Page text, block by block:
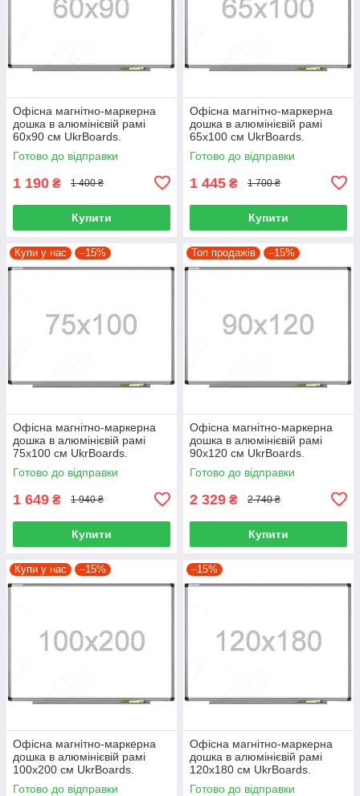
Офісна магнітно-маркерна
дошка в алюмінієвій рамі
60х90 см UkrBoards.
Магнітно-маркерна дошка.
Готово до відправки
1 190 ₴ 1 400 ₴
Купити
Офісна магнітно-маркерна
дошка в алюмінієвій рамі
65х100 см UkrBoards.
Магнітно-маркерна дошка.
Готово до відправки
1 445 ₴ 1 700 ₴
Купити
Купи у нас –15%
Офісна магнітно-маркерна
дошка в алюмінієвій рамі
75х100 см UkrBoards.
Магнітно-маркерна дошка.
Готово до відправки
1 649 ₴ 1 940 ₴
Купити
Топ продажів –15%
Офісна магнітно-маркерна
дошка в алюмінієвій рамі
90х120 см UkrBoards.
Магнітно-маркерна дошка.
Готово до відправки
2 329 ₴ 2 740 ₴
Купити
Купи у нас –15%
Офісна магнітно-маркерна
дошка в алюмінієвій рамі
100х200 см UkrBoards.
Магнітно-маркерна дошка.
Готово до відправки
–15%
Офісна магнітно-маркерна
дошка в алюмінієвій рамі
120х180 см UkrBoards.
Магнітно-маркерна дошка.
Готово до відправки